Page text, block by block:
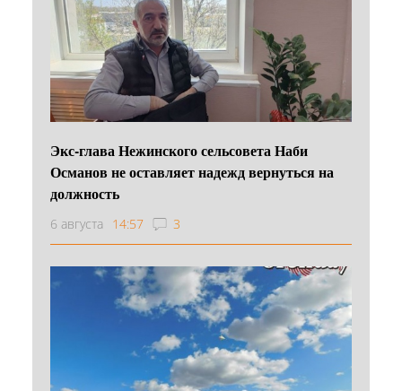
Экс-глава Нежинского сельсовета Наби
Османов не оставляет надежд вернуться на
должность
6 августа 14:57 3